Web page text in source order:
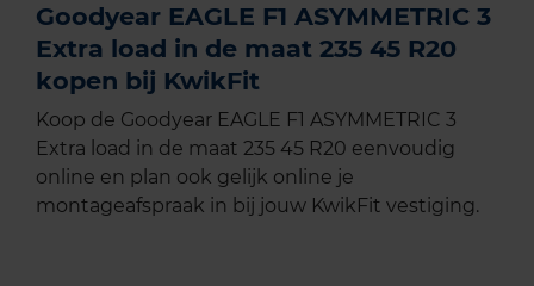
Goodyear EAGLE F1 ASYMMETRIC 3
Extra load in de maat 235 45 R20
kopen bij KwikFit
Koop de Goodyear EAGLE F1 ASYMMETRIC 3
Extra load in de maat 235 45 R20 eenvoudig
online en plan ook gelijk online je
montageafspraak in bij jouw KwikFit vestiging.